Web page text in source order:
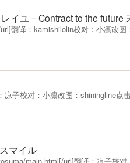
イユ－Contract to the future
翻译：kamishilolin校对：小凛改图
子校对：小凛改图：shiningline点击
マイル
main.html[/url]翻译：凉子校